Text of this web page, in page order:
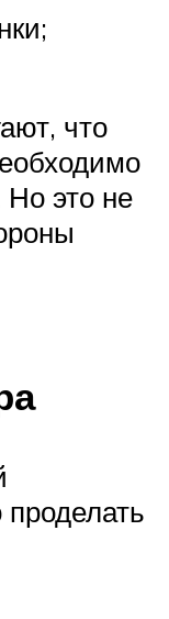
что
это не